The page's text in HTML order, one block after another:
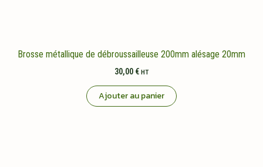
Brosse métallique de débroussailleuse 200mm alésage 20mm
30,00 € HT
Ajouter au panier